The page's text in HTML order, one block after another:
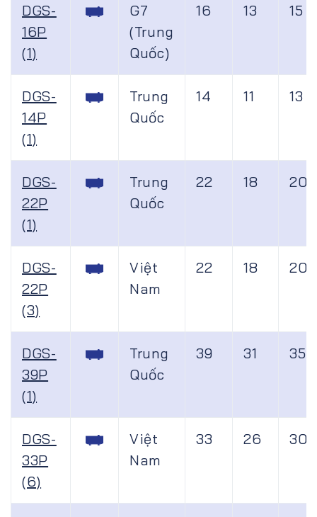
DGS-
16P
(1)
G7
(Trung
Quốc)
16 13 15
DGS-
14P
(1)
Trung
Quốc
14 11 13
DGS-
22P
(1)
Trung
Quốc
22 18 20
DGS-
22P
(3)
Việt
Nam
22 18 20
DGS-
39P
(1)
Trung
Quốc
39 31 35
DGS-
33P
(6)
Việt
Nam
33 26 30